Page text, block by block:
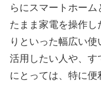
らにスマートホー
たまま家電を操作し
りといった幅広い
活用したい人や、す
にとっては、特に便